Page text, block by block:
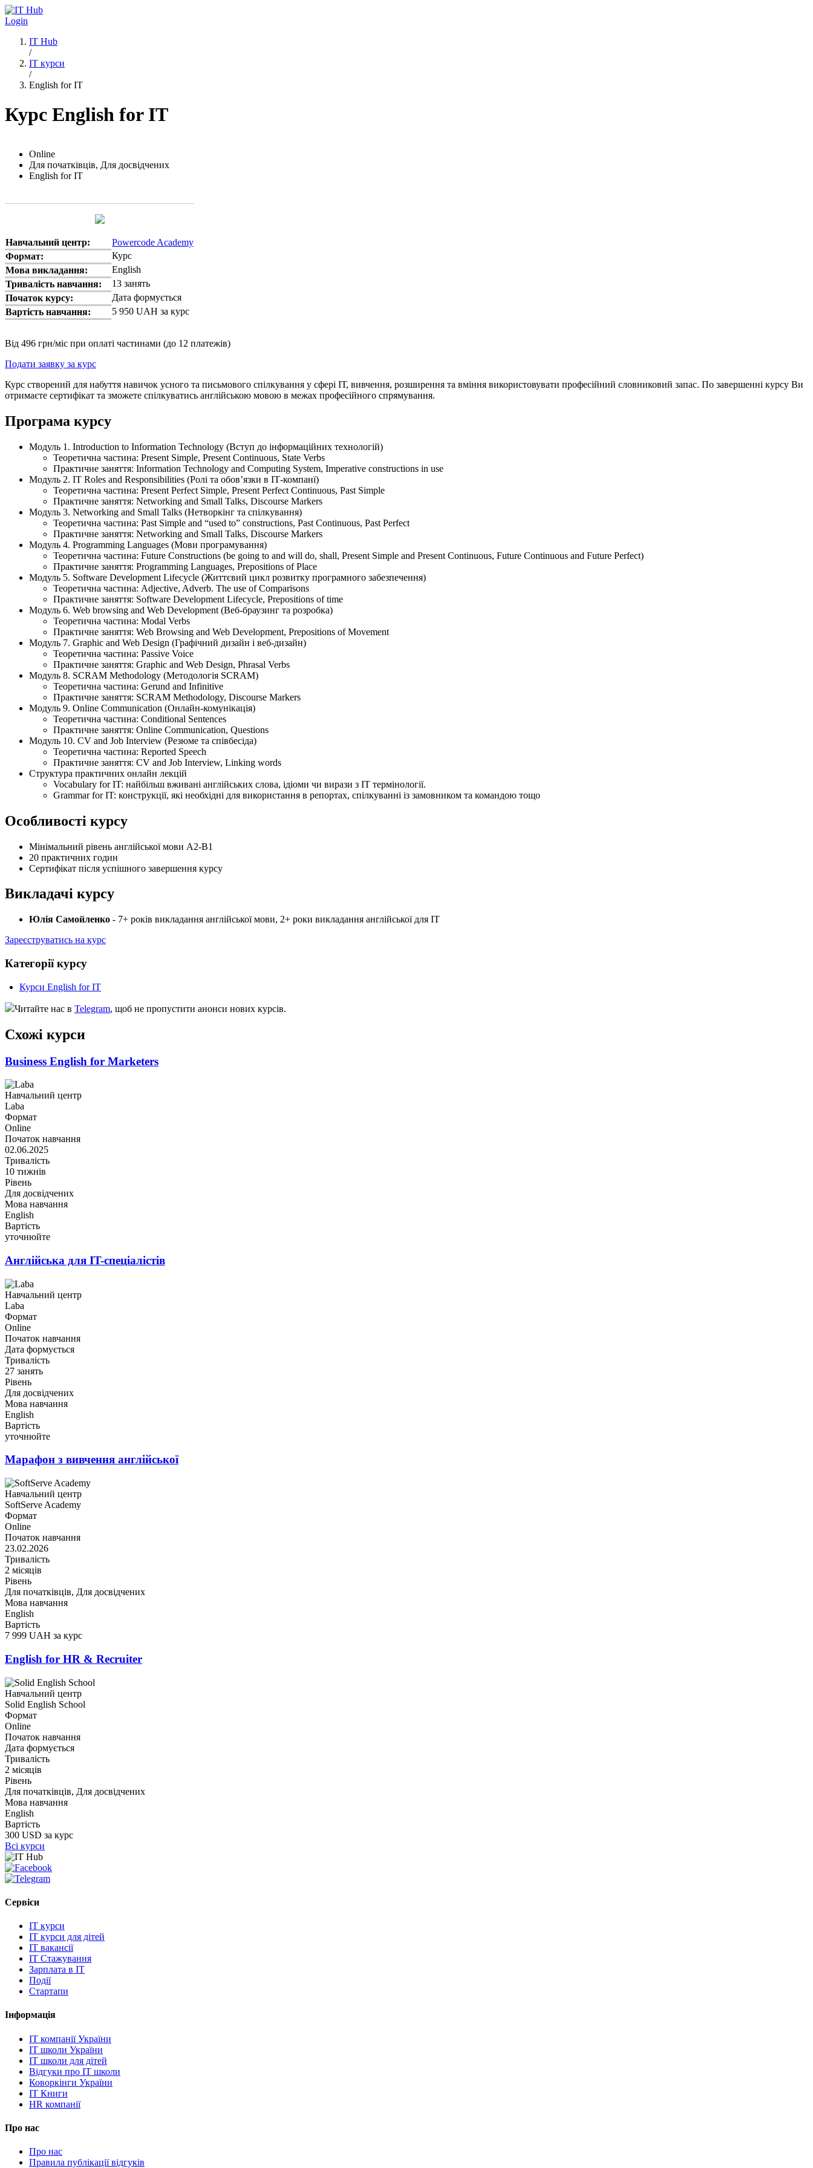
Перейти до основного вмісту
Login
IT Hub
/
IT курси
/
English for IT
Курс English for IT
Online
Для початківців, Для досвідчених
English for IT
Навчальний центр:
Powercode Academy
Формат:
Курс
Мова викладання:
English
Тривалість навчання:
13 занять
Початок курсу:
Дата формується
Вартість навчання:
5 950 UAH за курс
Від 496 грн/міс при оплаті частинами (до 12 платежів)
Подати заявку за курс
Курс створений для набуття навичок усного та письмового спілкування у сфері ІТ, вивчення, розширення та вміння використовувати професійний словниковий запас. По завершенні курсу Ви
отримаєте сертифікат та зможете спілкуватись англійською мовою в межах професійного спрямування.
Програма курсу
Модуль 1. Introduction to Information Technology (Вступ до інформаційних технологій)
Теоретична частина: Present Simple, Present Continuous, State Verbs
Практичне заняття: Information Technology and Computing System, Imperative constructions in use
Модуль 2. IT Roles and Responsibilities (Ролі та обов’язки в ІТ-компанї)
Теоретична частина: Present Perfect Simple, Present Perfect Continuous, Past Simple
Практичне заняття: Networking and Small Talks, Discourse Markers
Модуль 3. Networking and Small Talks (Нетворкінг та спілкування)
Теоретична частина: Past Simple and “used to” constructions, Past Continuous, Past Perfect
Практичне заняття: Networking and Small Talks, Discourse Markers
Модуль 4. Programming Languages (Мови програмування)
Теоретична частина: Future Constructions (be going to and will do, shall, Present Simple and Present Continuous, Future Continuous and Future Perfect)
Практичне заняття: Programming Languages, Prepositions of Place
Модуль 5. Software Development Lifecycle (Життєвий цикл розвитку програмного забезпечення)
Теоретична частина: Adjective, Adverb. The use of Comparisons
Практичне заняття: Software Development Lifecycle, Prepositions of time
Модуль 6. Web browsing and Web Development (Веб-браузинг та розробка)
Теоретична частина: Modal Verbs
Практичне заняття: Web Browsing and Web Development, Prepositions of Movement
Модуль 7. Graphic and Web Design (Графічний дизайн і веб-дизайн)
Теоретична частина: Passive Voice
Практичне заняття: Graphic and Web Design, Phrasal Verbs
Модуль 8. SCRAM Methodology (Методологія SCRAM)
Теоретична частина: Gerund and Infinitive
Практичне заняття: SCRAM Methodology, Discourse Markers
Модуль 9. Online Communication (Онлайн-комунікація)
Теоретична частина: Conditional Sentences
Практичне заняття: Online Communication, Questions
Модуль 10. CV and Job Interview (Резюме та співбесіда)
Теоретична частина: Reported Speech
Практичне заняття: CV and Job Interview, Linking words
Структура практичних онлайн лекцій
Vocabulary for IT: найбільш вживані англійських слова, ідіоми чи вирази з IT термінології.
Grammar for IT: конструкції, які необхідні для використання в репортах, спілкуванні із замовником та командою тощо
Особливості курсу
Мінімальний рівень англійської мови А2-В1
20 практичних годин
Сертифікат після успішного завершення курсу
Викладачі курсу
Юлія Самойленко - 7+ років викладання англійської мови, 2+ роки викладання англійської для IT
Зареєструватись на курс
Категорії курсу
Курси English for IT
Читайте нас в Telegram, щоб не пропустити анонси нових курсів.
Схожі курси
Business English for Marketers
Навчальний центр
Laba
Формат
Online
Початок навчання
02.06.2025
Тривалість
10 тижнів
Рівень
Для досвідчених
Мова навчання
English
Вартість
уточнюйте
Англійська для IT-спеціалістів
Навчальний центр
Laba
Формат
Online
Початок навчання
Дата формується
Тривалість
27 занять
Рівень
Для досвідчених
Мова навчання
English
Вартість
уточнюйте
Марафон з вивчення англійської
Навчальний центр
SoftServe Academy
Формат
Online
Початок навчання
23.02.2026
Тривалість
2 місяців
Рівень
Для початківців, Для досвідчених
Мова навчання
English
Вартість
7 999 UAH за курс
English for HR & Recruiter
Навчальний центр
Solid English School
Формат
Online
Початок навчання
Дата формується
Тривалість
2 місяців
Рівень
Для початківців, Для досвідчених
Мова навчання
English
Вартість
300 USD за курс
Всі курси
Сервіси
IT курси
IT курси для дітей
IT вакансії
IT Стажування
Зарплата в IT
Події
Стартапи
Інформація
IT компанії України
IT школи України
IT школи для дітей
Відгуки про IT школи
Коворкінги України
IT Книги
HR компанії
Про нас
Про нас
Правила публікації відгуків